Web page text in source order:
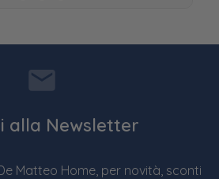
alla Newsletter
Matteo Home, per novità, sconti